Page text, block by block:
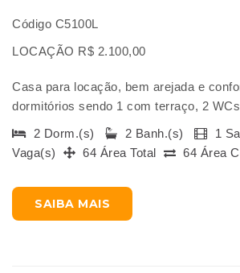
Código C5100L
LOCAÇÃO R$ 2.100,00
Casa para locação, bem arejada e
dormitórios sendo 1 com terraço, 2
2 Dorm.(s)
2 Banh.(s) 1
Vaga(s)
64 Área Total 64 Área
SAIBA MAIS